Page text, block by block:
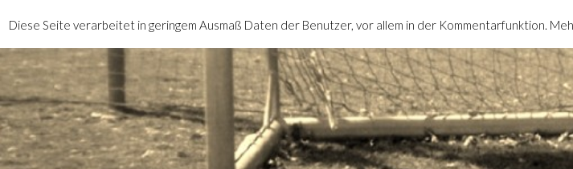
Diese Seite verarbeitet in geringem Ausmaß Daten der Benutzer, vor allem in der Kommentarfunktion.